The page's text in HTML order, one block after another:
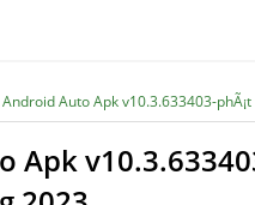
Android Auto Apk v10.3.633403-
Apk